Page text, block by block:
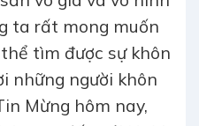
ta rất mong muốn
tìm được sự khôn
những người khôn
Mừng hôm nay,